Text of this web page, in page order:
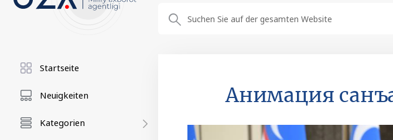
Startseite
Neuigkeiten
Kategorien
Анимация